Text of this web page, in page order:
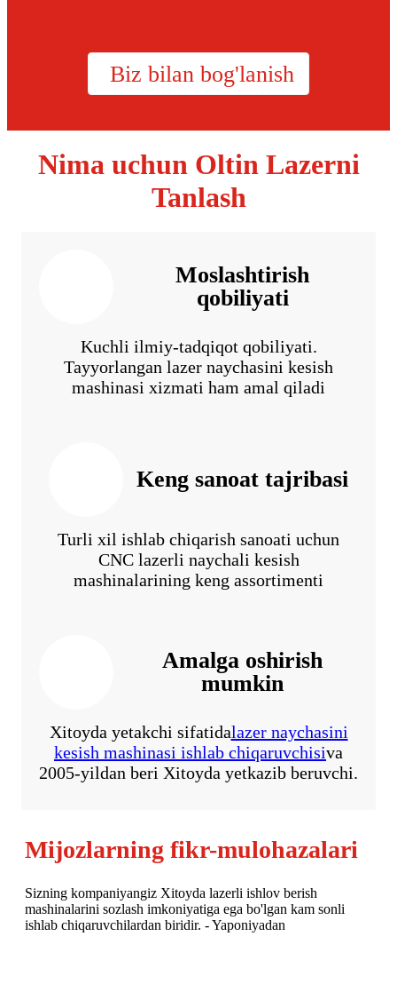
Biz bilan bog'lanish
Nima uchun Oltin Lazerni
Tanlash
Moslashtirish
qobiliyati
Kuchli ilmiy-tadqiqot qobiliyati.
Tayyorlangan lazer naychasini kesish
mashinasi xizmati ham amal qiladi
Keng sanoat tajribasi
Turli xil ishlab chiqarish sanoati uchun
CNC lazerli naychali kesish
mashinalarining keng assortimenti
Amalga oshirish
mumkin
Xitoyda yetakchi sifatidalazer naychasini
kesish mashinasi ishlab chiqaruvchisiva
2005-yildan beri Xitoyda yetkazib beruvchi.
Mijozlarning fikr-mulohazalari
Sizning kompaniyangiz Xitoyda lazerli ishlov berish
mashinalarini sozlash imkoniyatiga ega bo'lgan kam sonli
ishlab chiqaruvchilardan biridir. - Yaponiyadan